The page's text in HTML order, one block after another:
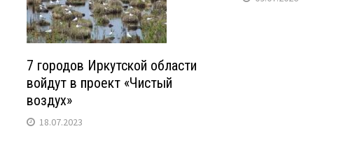
7 городов Иркутской области
войдут в проект «Чистый
воздух»
18.07.2023